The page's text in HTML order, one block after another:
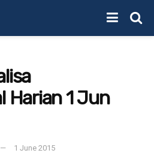
Harian 1 Jun
1 June 2015